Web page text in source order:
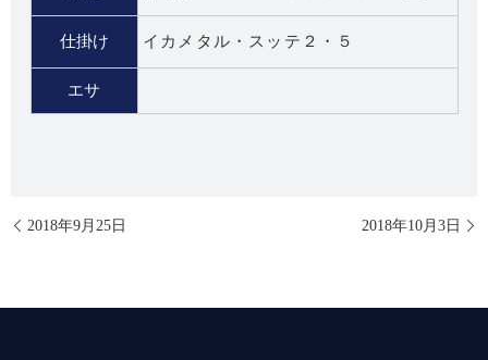
仕掛け イカメタル・スッテ２・５
エサ
2018年9月25日 2018年10月3日